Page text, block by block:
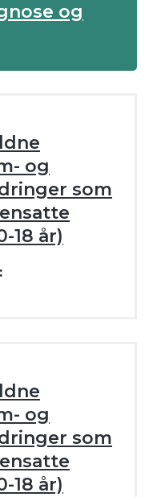
og
og
som
18 år)
og
som
18 år)